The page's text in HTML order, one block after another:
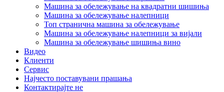
Машина за обележување на квадратни шишиња
Машина за обележување налепници
Топ странична машина за обележување
Машина за обележување налепници за вијали
Машина за обележување шишиња вино
Видео
Клиенти
Сервис
Најчесто поставувани прашања
Контактирајте не